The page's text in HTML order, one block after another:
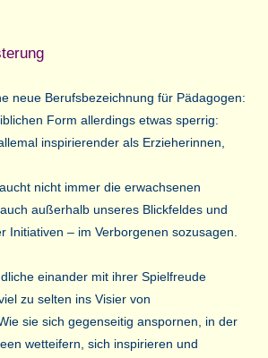
neue Berufsbezeichnung für Pädagogen:
Form allerdings etwas sperrig:
inspirierender als Erzieherinnen,
nicht immer die erwachsenen
außerhalb unseres Blickfeldes und
Initiativen – im Verborgenen sozusagen.
einander mit ihrer Spielfreude
zu selten ins Visier von
sie sich gegenseitig anspornen, in der
wetteifern, sich inspirieren und